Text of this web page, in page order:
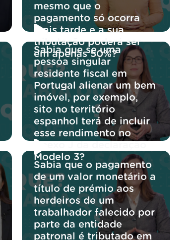
mesmo que o
pagamento só ocorra
mais tarde e a sua
tributação poderá ser
em apenas 50%?
Sabia que se uma
pessoa singular
residente fiscal em
Portugal alienar um bem
imóvel, por exemplo,
sito no território
espanhol terá de incluir
esse rendimento no
Modelo 3?
Sabia que o pagamento
de um valor monetário a
título de prémio aos
herdeiros de um
trabalhador falecido por
parte da entidade
patronal é tributado em